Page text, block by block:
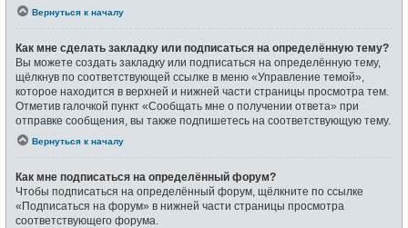
Вернуться к началу
Как мне сделать закладку или подписаться на определённую тему?
Вы можете создать закладку или подписаться на определённую тему,
щёлкнув по соответствующей ссылке в меню «Управление темой»,
которое находится в верхней и нижней части страницы просмотра тем.
Отметив галочкой пункт «Сообщать мне о получении ответа» при
отправке сообщения, вы также подпишетесь на соответствующую тему.
Вернуться к началу
Как мне подписаться на определённый форум?
Чтобы подписаться на определённый форум, щёлкните по ссылке
«Подписаться на форум» в нижней части страницы просмотра
соответствующего форума.